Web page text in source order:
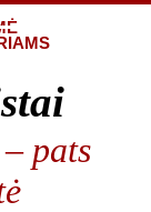
pats